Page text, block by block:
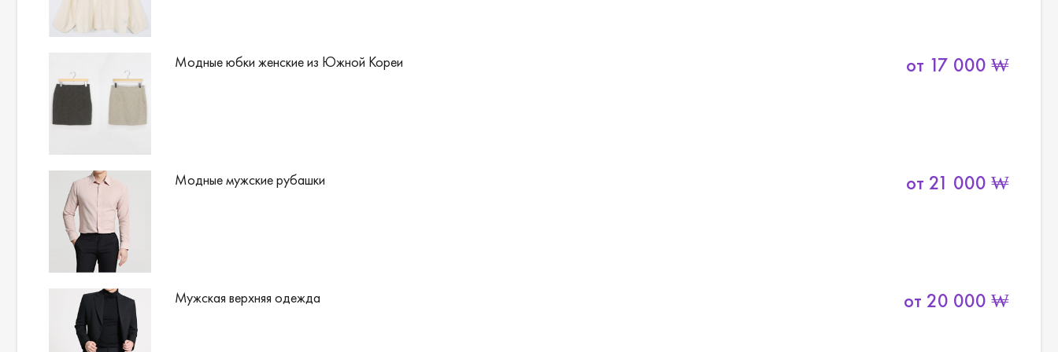
Модные юбки женские из Южной Кореи от 17 000 ₩
Модные мужские рубашки от 21 000 ₩
Мужская верхняя одежда от 20 000 ₩